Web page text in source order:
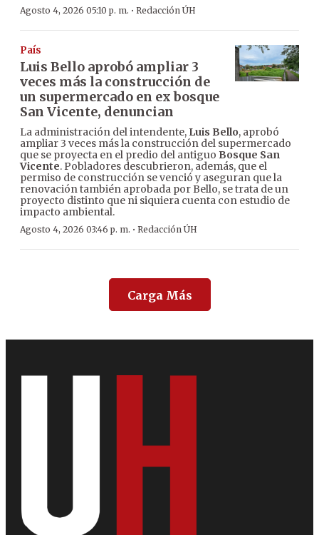
Agosto 4, 2026 05:10 p. m. · Redacción ÚH
País
Luis Bello aprobó ampliar 3
veces más la construcción de
un supermercado en ex bosque
San Vicente, denuncian
La administración del intendente, Luis Bello, aprobó
ampliar 3 veces más la construcción del supermercado
que se proyecta en el predio del antiguo Bosque San
Vicente. Pobladores descubrieron, además, que el
permiso de construcción se venció y aseguran que la
renovación también aprobada por Bello, se trata de un
proyecto distinto que ni siquiera cuenta con estudio de
impacto ambiental.
Agosto 4, 2026 03:46 p. m. · Redacción ÚH
Carga Más